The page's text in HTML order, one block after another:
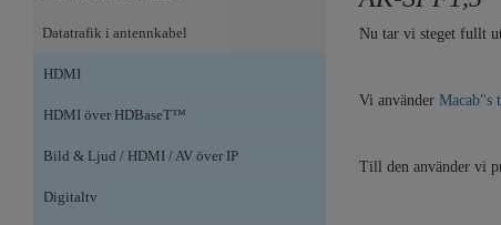
Datatrafik i antennkabel
HDMI
HDMI över HDBaseT™
Bild & Ljud / HDMI / AV över IP
Digitaltv
Nu tar vi steget fullt
Vi använder Macab"s
Till den använder vi